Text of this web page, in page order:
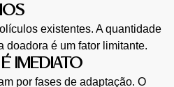
existentes. A quantidade
doadora é um fator limitante.
IMEDIATO
por fases de adaptação. O